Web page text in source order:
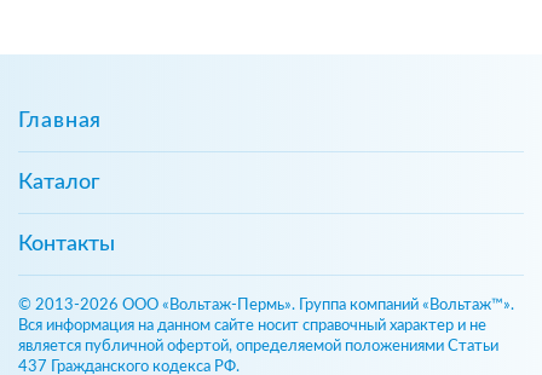
Главная
Каталог
Контакты
© 2013-2026 ООО «Вольтаж-Пермь». Группа компаний «Вольтаж™».
Вся информация на данном сайте носит справочный характер и не
является публичной офертой, определяемой положениями Статьи
437 Гражданского кодекса РФ.